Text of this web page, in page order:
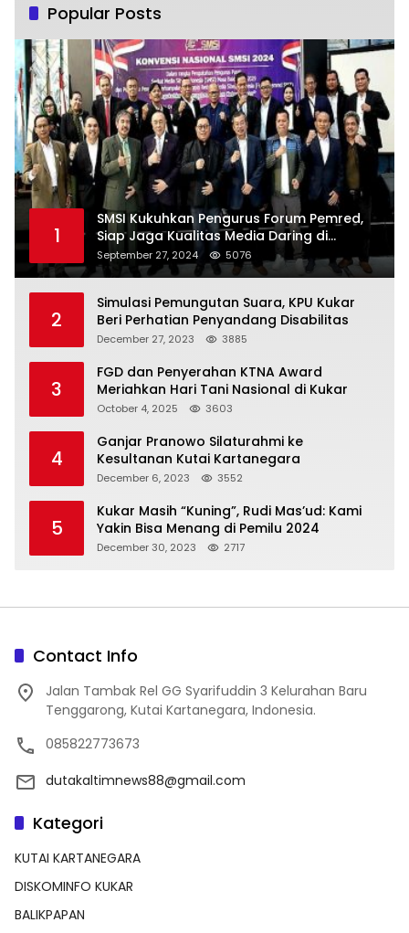
Popular Posts
1
SMSI Kukuhkan Pengurus Forum Pemred,
Siap Jaga Kualitas Media Daring di
Indonesia
September 27, 2024 5076
2
Simulasi Pemungutan Suara, KPU Kukar
Beri Perhatian Penyandang Disabilitas
December 27, 2023 3885
3
FGD dan Penyerahan KTNA Award
Meriahkan Hari Tani Nasional di Kukar
October 4, 2025 3603
4
Ganjar Pranowo Silaturahmi ke
Kesultanan Kutai Kartanegara
December 6, 2023 3552
5
Kukar Masih “Kuning”, Rudi Mas’ud: Kami
Yakin Bisa Menang di Pemilu 2024
December 30, 2023 2717
Contact Info
Jalan Tambak Rel GG Syarifuddin 3 Kelurahan Baru
Tenggarong, Kutai Kartanegara, Indonesia.
085822773673
dutakaltimnews88@gmail.com
Kategori
KUTAI KARTANEGARA
DISKOMINFO KUKAR
BALIKPAPAN